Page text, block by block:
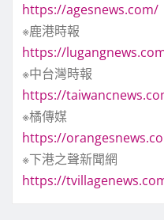
https://agesnews.com/
※鹿港時報
https://
※中台灣時報
https://
※橘傳媒
https://
※下港之聲新聞網
https://